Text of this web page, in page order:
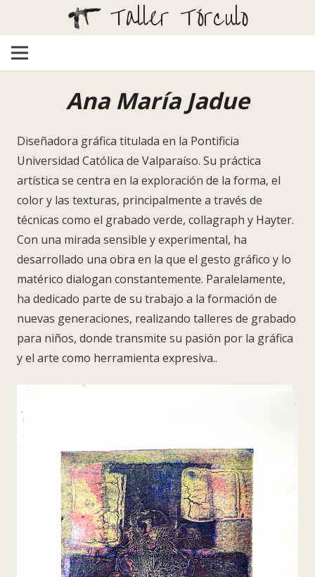
Taller Tórculo
Ana María Jadue
Diseñadora gráfica titulada en la Pontificia
Universidad Católica de Valparaíso. Su práctica
artística se centra en la exploración de la forma, el
color y las texturas, principalmente a través de
técnicas como el grabado verde, collagraph y Hayter.
Con una mirada sensible y experimental, ha
desarrollado una obra en la que el gesto gráfico y lo
matérico dialogan constantemente. Paralelamente,
ha dedicado parte de su trabajo a la formación de
nuevas generaciones, realizando talleres de grabado
para niños, donde transmite su pasión por la gráfica
y el arte como herramienta expresiva..